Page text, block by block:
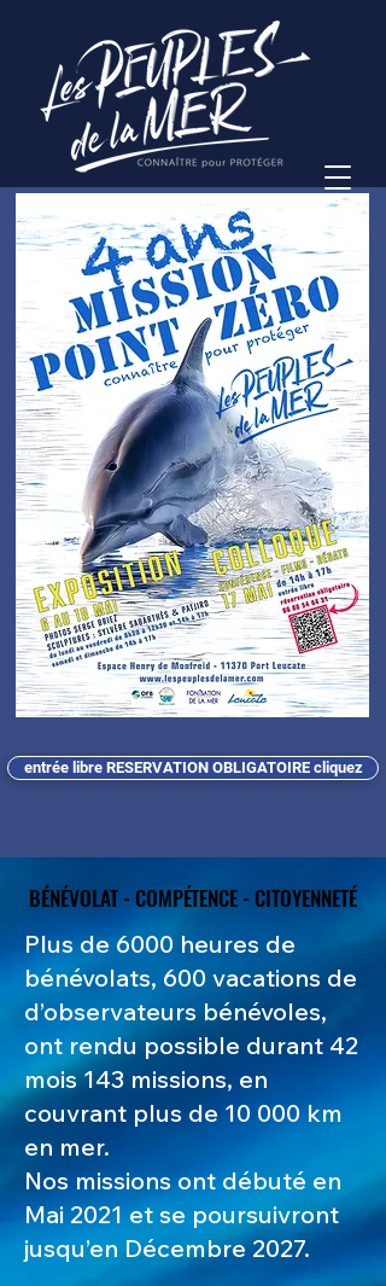
entrée libre RESERVATION OBLIGATOIRE cliquez
BÉNÉVOLAT - COMPÉTENCE - CITOYENNETÉ
BÉNÉVOLAT - COMPÉTENCE - CITOYENNETÉ
Plus de 6000 heures de
bénévolats, 600 vacations de
d’observateurs bénévoles,
ont rendu possible durant 42
mois 143 missions, en
couvrant plus de 10 000 km
en mer.
Nos missions ont débuté en
Mai 2021 et se poursuivront
jusqu’en Décembre 2027.